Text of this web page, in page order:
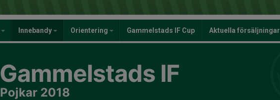
Innebandy Orientering Gammelstads IF Cup Aktuella försäljningar
Gammelstads IF
Pojkar 2018